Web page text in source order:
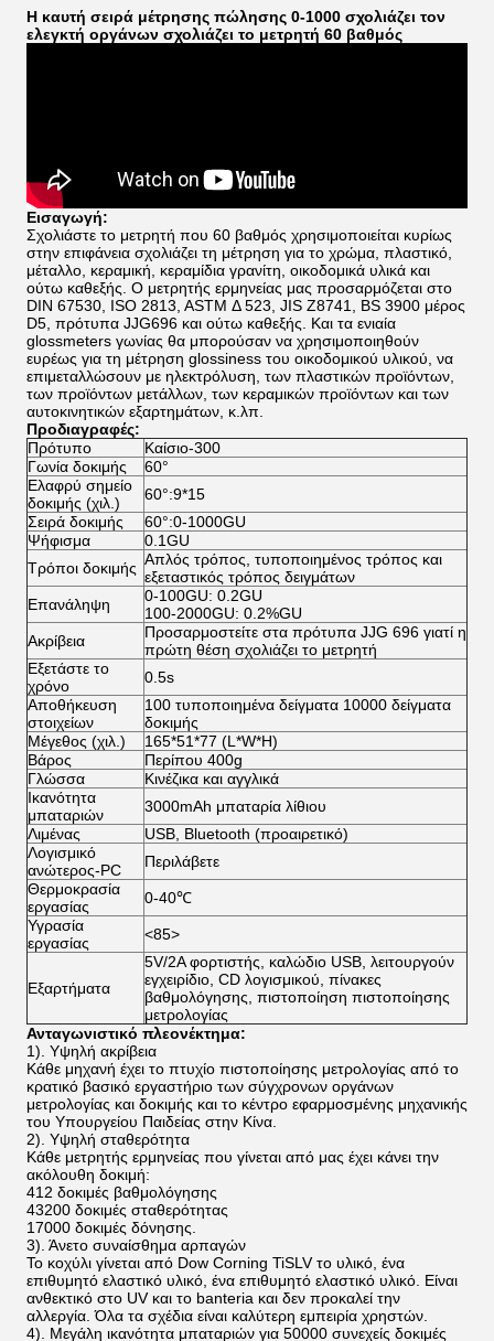
Η καυτή σειρά μέτρησης πώλησης 0-1000 σχολιάζει τον
ελεγκτή οργάνων σχολιάζει το μετρητή 60 βαθμός
Εισαγωγή:
Σχολιάστε το μετρητή που 60 βαθμός χρησιμοποιείται κυρίως
στην επιφάνεια σχολιάζει τη μέτρηση για το χρώμα, πλαστικό,
μέταλλο, κεραμική, κεραμίδια γρανίτη, οικοδομικά υλικά και
ούτω καθεξής. Ο μετρητής ερμηνείας μας προσαρμόζεται στο
DIN 67530, ISO 2813, ASTM Δ 523, JIS Z8741, BS 3900 μέρος
D5, πρότυπα JJG696 και ούτω καθεξής. Και τα ενιαία
glossmeters γωνίας θα μπορούσαν να χρησιμοποιηθούν
ευρέως για τη μέτρηση glossiness του οικοδομικού υλικού, να
επιμεταλλώσουν με ηλεκτρόλυση, των πλαστικών προϊόντων,
των προϊόντων μετάλλων, των κεραμικών προϊόντων και των
αυτοκινητικών εξαρτημάτων, κ.λπ.
Προδιαγραφές:
Πρότυπο
Καίσιο-300
Γωνία δοκιμής
60°
Ελαφρύ σημείο
δοκιμής (χιλ.)
60°:9*15
Σειρά δοκιμής
60°:0-1000GU
Ψήφισμα
0.1GU
Τρόποι δοκιμής Απλός τρόπος, τυποποιημένος τρόπος και
εξεταστικός τρόπος δειγμάτων
Επανάληψη
0-100GU: 0.2GU
100-2000GU: 0.2%GU
Ακρίβεια
Προσαρμοστείτε στα πρότυπα JJG 696 γιατί η
πρώτη θέση σχολιάζει το μετρητή
Εξετάστε το
χρόνο
0.5s
Αποθήκευση
στοιχείων
100 τυποποιημένα δείγματα 10000 δείγματα
δοκιμής
Μέγεθος (χιλ.)
165*51*77 (L*W*H)
Βάρος
Περίπου 400g
Γλώσσα
Κινέζικα και αγγλικά
Ικανότητα
μπαταριών
3000mAh μπαταρία λίθιου
Λιμένας
USB, Bluetooth (προαιρετικό)
Λογισμικό
ανώτερος-PC
Περιλάβετε
Θερμοκρασία
εργασίας
0-40℃
Υγρασία
εργασίας
<85>
Εξαρτήματα
5V/2A φορτιστής, καλώδιο USB, λειτουργούν
εγχειρίδιο, CD λογισμικού, πίνακες
βαθμολόγησης, πιστοποίηση πιστοποίησης
μετρολογίας
Ανταγωνιστικό πλεονέκτημα:
1). Υψηλή ακρίβεια
Κάθε μηχανή έχει το πτυχίο πιστοποίησης μετρολογίας από το
κρατικό βασικό εργαστήριο των σύγχρονων οργάνων
μετρολογίας και δοκιμής και το κέντρο εφαρμοσμένης μηχανικής
του Υπουργείου Παιδείας στην Κίνα.
2). Υψηλή σταθερότητα
Κάθε μετρητής ερμηνείας που γίνεται από μας έχει κάνει την
ακόλουθη δοκιμή:
412 δοκιμές βαθμολόγησης
43200 δοκιμές σταθερότητας
17000 δοκιμές δόνησης.
3). Άνετο συναίσθημα αρπαγών
Το κοχύλι γίνεται από Dow Corning TiSLV το υλικό, ένα
επιθυμητό ελαστικό υλικό, ένα επιθυμητό ελαστικό υλικό. Είναι
ανθεκτικό στο UV και το banteria και δεν προκαλεί την
αλλεργία. Όλα τα σχέδια είναι καλύτερη εμπειρία χρηστών.
4). Μεγάλη ικανότητα μπαταριών για 50000 συνεχείς δοκιμές